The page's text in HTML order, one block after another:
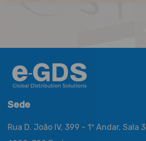
Sede
Rua D. João IV, 399 - 1º Andar, Sala 3